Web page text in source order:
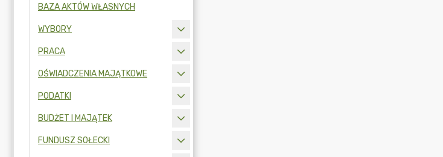
BAZA AKTÓW WŁASNYCH
WYBORY
PRACA
OŚWIADCZENIA MAJĄTKOWE
PODATKI
BUDŻET I MAJĄTEK
FUNDUSZ SOŁECKI